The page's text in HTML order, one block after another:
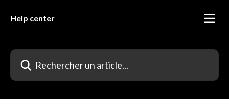
Help center
Rechercher un article...